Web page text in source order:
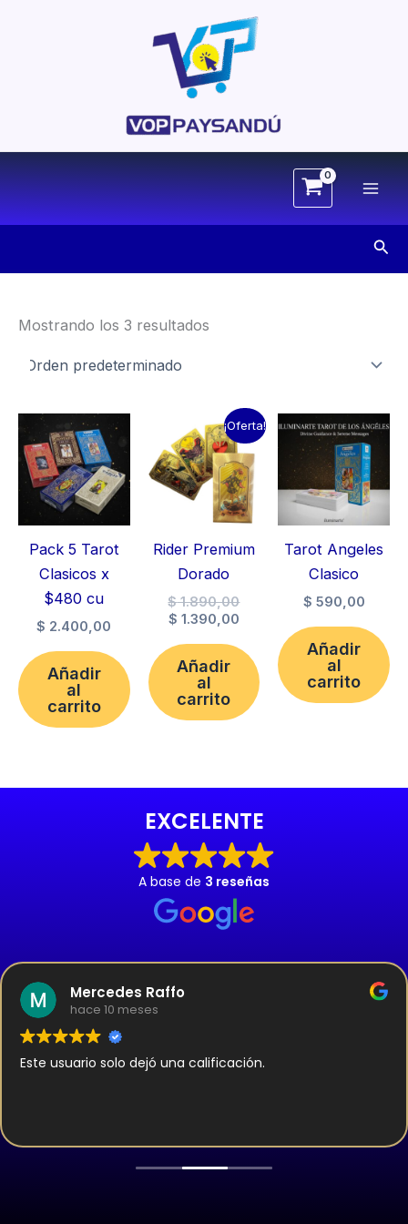
Mostrando los 3 resultados
Pack 5 Tarot
Clasicos x
$480 cu
$ 2.400,00
Añadir
al
carrito
¡Oferta!
Rider Premium
Dorado
$1.890,00El
original
era:
$ 1.890,00.
$ 1.390,00El
actual
es:
$ 1.390,00.
Añadir
al
carrito
Tarot Angeles
Clasico
$ 590,00
Añadir
al
carrito
EXCELENTE
A base de 3 reseñas
Mercedes Raffo
hace 10 meses
Este usuario solo dejó una calificación.